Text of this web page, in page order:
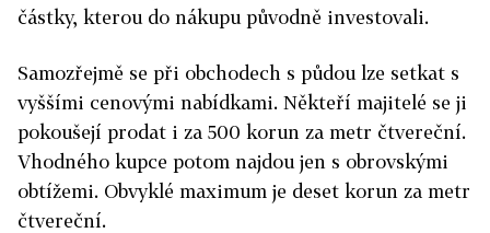
částky, kterou do nákupu původně investovali.
Samozřejmě se při obchodech s půdou lze setkat s
vyššími cenovými nabídkami. Někteří majitelé se ji
pokoušejí prodat i za 500 korun za metr čtvereční.
Vhodného kupce potom najdou jen s obrovskými
obtížemi. Obvyklé maximum je deset korun za metr
čtvereční.